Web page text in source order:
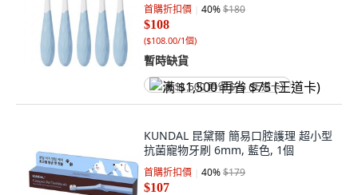
首購折扣價 40%$180
$108
($108.00/1個)
暫時缺貨
满 $1,500 再省 $75 (王道卡)
KUNDAL 昆黛爾 簡易口腔護理 超小型
抗菌寵物牙刷 6mm, 藍色, 1個
首購折扣價 40%$179
$107